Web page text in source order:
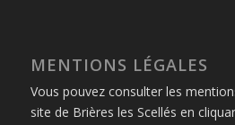
MENTIONS LÉGALES
Vous pouvez consulter les
site de Brières les Scellés en